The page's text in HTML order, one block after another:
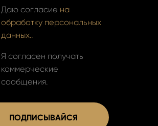
Даю согласие на
обработку персональных
данных..
Я согласен получать
коммерческие
сообщения.
ПОДПИСЫВАЙСЯ